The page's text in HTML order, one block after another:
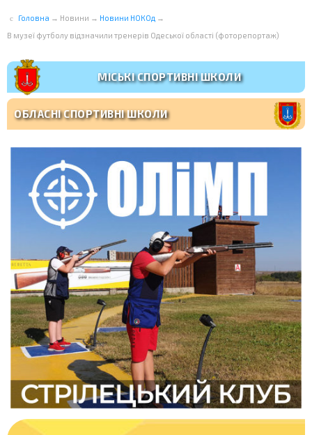
Головна → Новини → Новини НОКОд →
В музеї футболy відзначили тренерів Одеської області (фоторепортаж)
МІСЬКІ СПОРТИВНІ ШКОЛИ
ОБЛАСНІ СПОРТИВНІ ШКОЛИ